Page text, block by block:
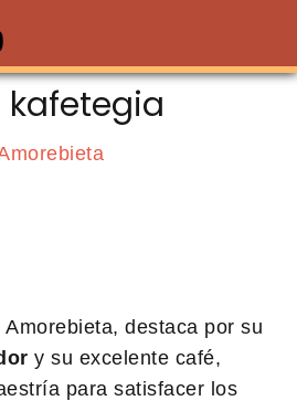
kafetegia
destaca por su
y su excelente café,
para satisfacer los